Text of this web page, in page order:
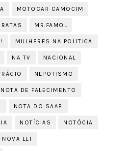
MOTOCAR CAMOCIM
MR.FAMOL
MULHERES NA POLITICA
NA TV NACIONAL
NEPOTISMO
NOTA DE FALECIMENTO
NOTA DO SAAE
NOTÍCIAS NOTÓCIA
NOVA LEI